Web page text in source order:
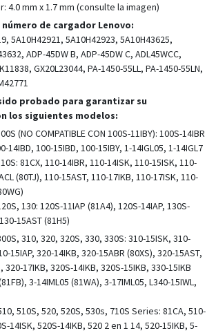
4.0 mm x 1.7 mm (consulte la imagen)
de cargador Lenovo:
5A10H42921, 5A10H42923, 5A10H43625,
ADP-45DW B, ADP-45DW C, ADL45WCC,
GX20L23044, PA-1450-55LL, PA-1450-55LN,
probado para garantizar su
los siguientes modelos:
(NO COMPATIBLE CON 100S-11IBY): 100S-14IBR
14IBD, 100-15IBD, 100-15IBY, 1-14IGL05, 1-14IGL7
81CX, 110-14IBR, 110-14ISK, 110-15ISK, 110-
(80TJ), 110-15AST, 110-17IKB, 110-17ISK, 110-
130: 120S-11IAP (81A4), 120S-14IAP, 130S-
15AST (81H5)
310, 320, 320S, 330, 330S: 310-15ISK, 310-
15IAP, 320-14IKB, 320-15ABR (80XS), 320-15AST,
320-17IKB, 320S-14IKB, 320S-15IKB, 330-15IKB
3-14IML05 (81WA), 3-17IML05, L340-15IWL,
510S, 520, 520S, 530s, 710S Series: 81CA, 510-
14ISK, 520S-14IKB, 520 2 en 1 14, 520-15IKB, 5-